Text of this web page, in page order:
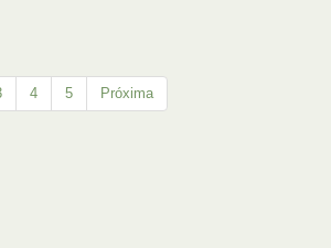
4 5 Próxima